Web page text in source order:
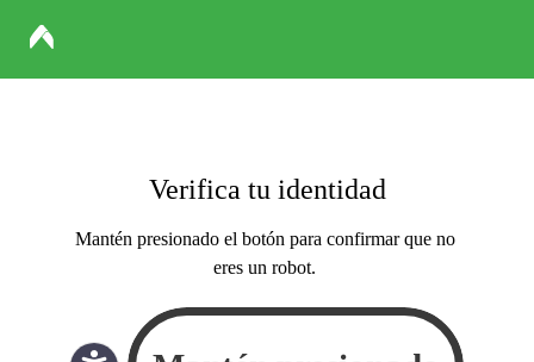
Verifica tu identidad
Mantén presionado el botón para confirmar que no
eres un robot.